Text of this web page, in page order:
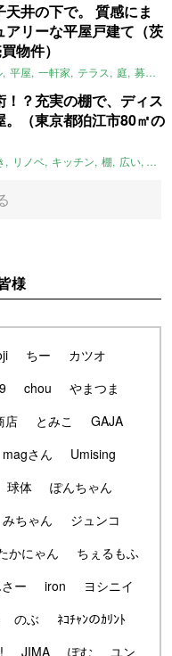
井の下で。 質感にま
リーな平屋戸建て（茨
物件）
平屋 一軒家 テラス 庭 募集中
？充実の棚で、ディス
。（東京都狛江市80㎡の
リノベ キッチン 棚 広い ガイ
様
ちー
カツオ
chou
やまつま
店 とみこ
GAJA
magさん
Umising
球体
ぽんちゃん
みちゃん
ジュンコ
かにゃん
ちぇるもふ
ー iron
ヨシニイ
のぶ
ﾈｺﾁｬﾝのｶﾘﾝﾄ
JIMA ぽむ
ユン